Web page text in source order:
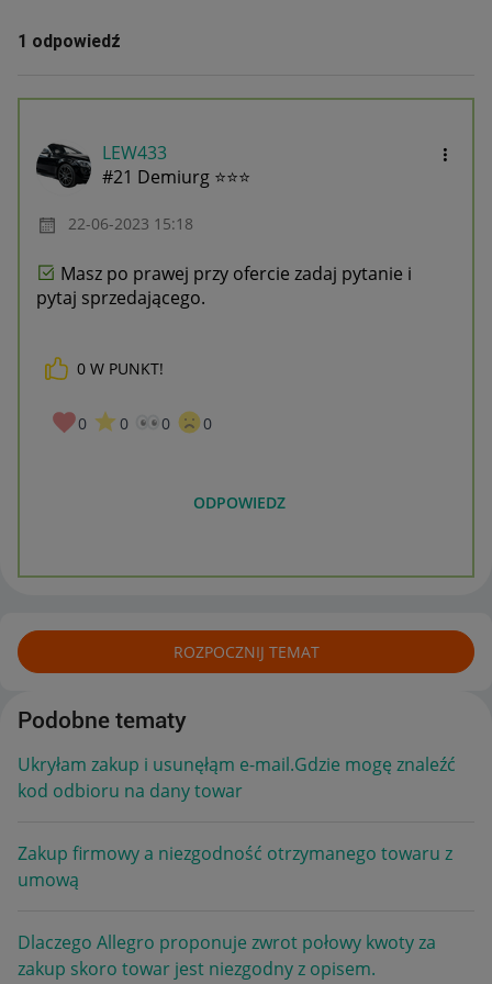
1 odpowiedź
LEW433
#21 Demiurg ⭐⭐⭐
‎22-06-2023 15:18
Masz po prawej przy ofercie zadaj pytanie i
pytaj sprzedającego.
0 W PUNKT!
0 0 0 0
ODPOWIEDZ
ROZPOCZNIJ TEMAT
Podobne tematy
Ukryłam zakup i usunęłąm e-mail.Gdzie mogę znaleźć
kod odbioru na dany towar
Zakup firmowy a niezgodność otrzymanego towaru z
umową
Dlaczego Allegro proponuje zwrot połowy kwoty za
zakup skoro towar jest niezgodny z opisem.